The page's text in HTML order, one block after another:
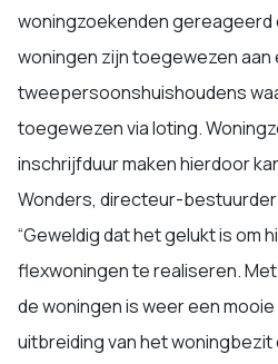
woningzoekenden gereageerd
woningen zijn toegewezen aan
tweepersoonshuishoudens
toegewezen via loting.
inschrijfduur maken hierdoor
Wonders, directeur-bestuurder
“Geweldig dat het gelukt is om
flexwoningen te realiseren.
de woningen is weer een
uitbreiding van het